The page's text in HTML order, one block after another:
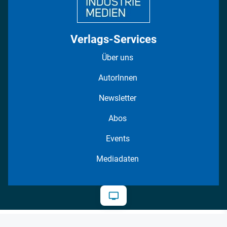
Verlags-Services
Über uns
AutorInnen
Newsletter
Abos
Events
Mediadaten